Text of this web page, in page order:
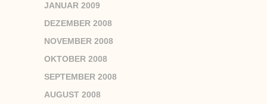
JANUAR 2009
DEZEMBER 2008
NOVEMBER 2008
OKTOBER 2008
SEPTEMBER 2008
AUGUST 2008